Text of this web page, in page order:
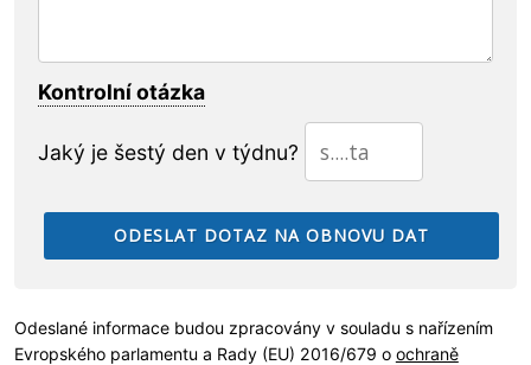
Kontrolní otázka
Jaký je šestý den v týdnu?
Odeslané informace budou zpracovány v souladu s nařízením
Evropského parlamentu a Rady (EU) 2016/679 o ochraně